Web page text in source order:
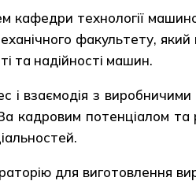
технології
факультету,
та надійності машин.
взаємодія з
кадровим потенціалом та
для виготовлення